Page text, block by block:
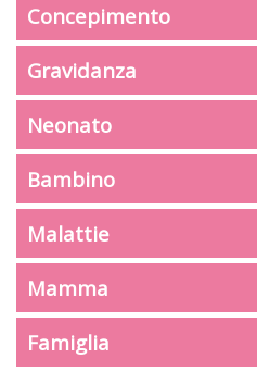
Concepimento
Gravidanza
Neonato
Bambino
Malattie
Mamma
Famiglia